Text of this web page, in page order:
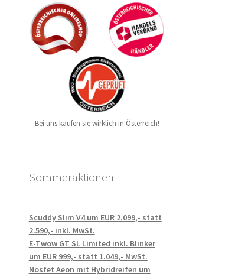
Bei uns kaufen sie wirklich in Österreich!
Sommeraktionen
Scuddy Slim V4 um EUR 2.099,- statt
2.590,- inkl. MwSt.
E-Twow GT SL Limited inkl. Blinker
um EUR 999,- statt 1.049,- MwSt.
Nosfet Aeon mit Hybridreifen um